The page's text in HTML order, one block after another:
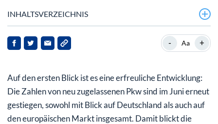
INHALTSVERZEICHNIS
Mehr Neuzulassungen in Deutschland und Europa
Auslaufende Subventionen schrecken Käufer ab
Elektromobilität auf dem Vormarsch
- Aa +
Auf den ersten Blick ist es eine erfreuliche Entwicklung:
Die Zahlen von neu zugelassenen Pkw sind im Juni erneut
gestiegen, sowohl mit Blick auf Deutschland als auch auf
den europäischen Markt insgesamt. Damit blickt die